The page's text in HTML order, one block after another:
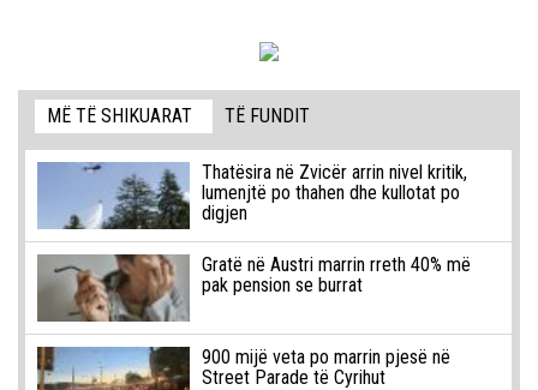
MË TË SHIKUARAT TË FUNDIT
Thatësira në Zvicër arrin nivel kritik,
lumenjtë po thahen dhe kullotat po
digjen
Gratë në Austri marrin rreth 40% më
pak pension se burrat
900 mijë veta po marrin pjesë në
Street Parade të Cyrihut